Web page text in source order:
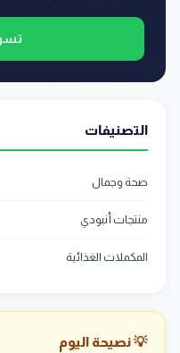
التصنيفات
صحة وجمال
منتجات أنبودي
المكملات الغذائية
💡 نصيحة اليوم